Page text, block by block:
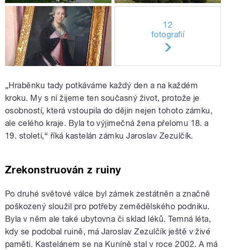
12
fotografií
„Hraběnku tady potkáváme každý den a na každém
kroku. My s ní žijeme ten současný život, protože je
osobností, která vstoupila do dějin nejen tohoto zámku,
ale celého kraje. Byla to výjimečná žena přelomu 18. a
19. století,“ říká kastelán zámku Jaroslav Zezulčík.
Zrekonstruován z ruiny
Po druhé světové válce byl zámek zestátněn a značně
poškozený sloužil pro potřeby zemědělského podniku.
Byla v něm ale také ubytovna či sklad léků. Temná léta,
kdy se podobal ruině, má Jaroslav Zezulčík ještě v živé
paměti. Kastelánem se na Kuníně stal v roce 2002. A má